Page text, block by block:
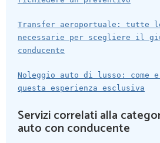
Transfer aeroportuale: tutte
necessarie per scegliere il
conducente
Noleggio auto di lusso: come
questa esperienza esclusiva
Servizi correlati alla
auto con conducente